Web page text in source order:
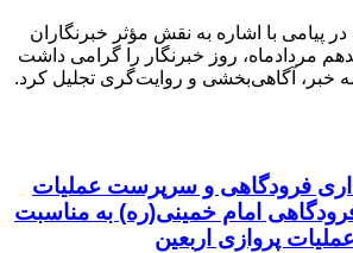
در پیامی با اشاره به نقش مؤثر خبرنگاران
مردادماه، روز خبرنگار را گرامی داشت
خبر، آگاهی‌بخشی و روایت‌گری تجلیل کرد.
فرودگاهی و سرپرست عملیات
شهر فرودگاهی امام خمینی(ره) به مناسبت
پروازی اربعین